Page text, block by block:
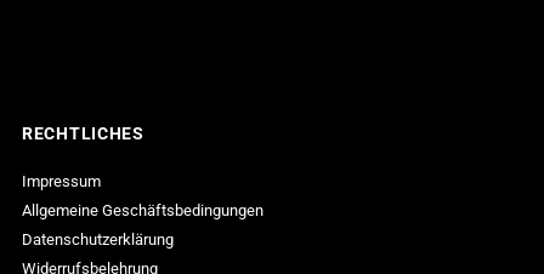
RECHTLICHES
Impressum
Allgemeine Geschäftsbedingungen
Datenschutzerklärung
Widerrufsbelehrung